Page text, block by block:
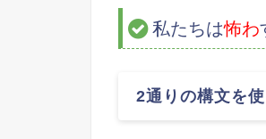
私たちは怖わ
2通りの構文を